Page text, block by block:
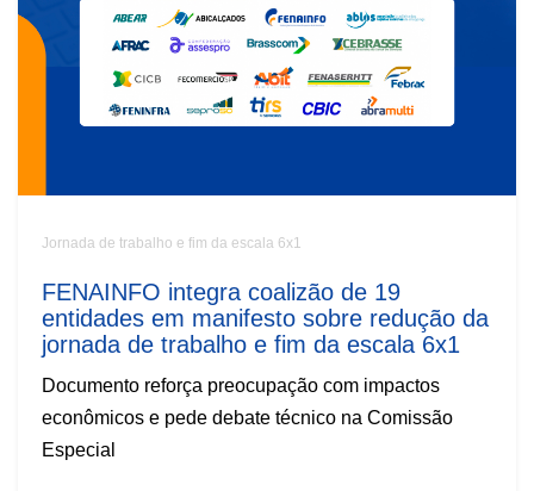
Jornada de trabalho e fim da escala 6x1
FENAINFO integra coalizão de 19
entidades em manifesto sobre redução da
jornada de trabalho e fim da escala 6x1
Documento reforça preocupação com impactos
econômicos e pede debate técnico na Comissão
Especial